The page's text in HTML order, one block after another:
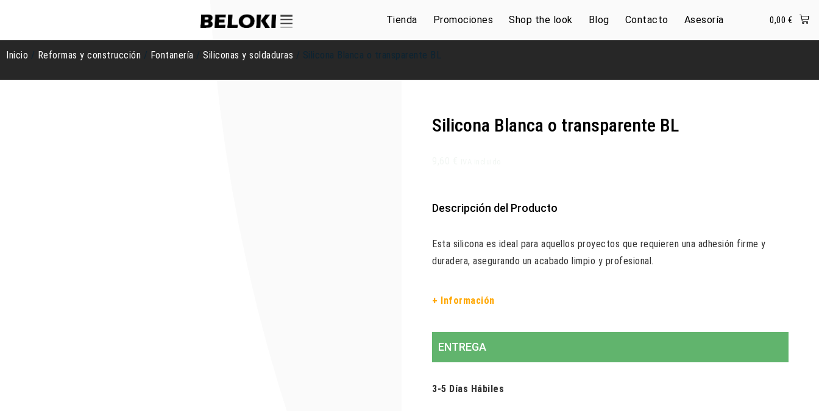
Tienda Promociones Shop the look Blog Contacto Asesoría 0,00 €
Inicio / Reformas y construcción / Fontanería / Siliconas y soldaduras / Silicona Blanca o transparente BL
Silicona Blanca o transparente BL
Descripción del Producto
Esta silicona es ideal para aquellos proyectos que requieren una adhesión firme y
duradera, asegurando un acabado limpio y profesional.
+ Información
ENTREGA
3-5 Días Hábiles